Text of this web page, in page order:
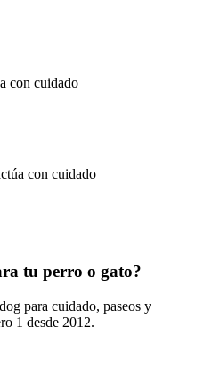
con cuidado
con cuidado
tu perro o gato?
para cuidado, paseos y
1 desde 2012.